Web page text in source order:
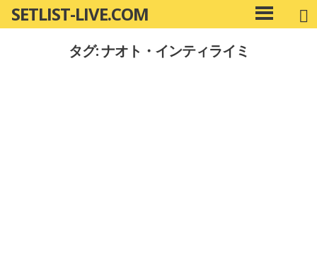
ン
SETLIST-LIVE.COM
メ
イ
タグ: ナオト・インティライミ